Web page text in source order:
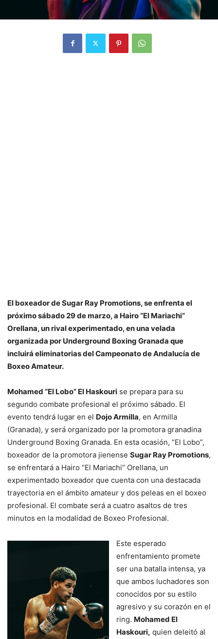
El boxeador de Sugar Ray Promotions, se enfrenta el
próximo sábado 29 de marzo, a Hairo “El Mariachi”
Orellana, un rival experimentado, en una velada
organizada por Underground Boxing Granada que
incluirá eliminatorias del Campeonato de Andalucía de
Boxeo Amateur.
Mohamed “El Lobo” El Haskouri se prepara para su
segundo combate profesional el próximo sábado. El
evento tendrá lugar en el Dojo Armilla, en Armilla
(Granada), y será organizado por la promotora granadina
Underground Boxing Granada. En esta ocasión, “El Lobo”,
boxeador de la promotora jienense Sugar Ray Promotions,
se enfrentará a Hairo “El Mariachi” Orellana, un
experimentado boxeador que cuenta con una destacada
trayectoria en el ámbito amateur y dos peleas en el boxeo
profesional. El combate será a cuatro asaltos de tres
minutos en la modalidad de Boxeo Profesional.
Este esperado
enfrentamiento promete
ser una batalla intensa, ya
que ambos luchadores son
conocidos por su estilo
agresivo y su corazón en el
ring. Mohamed El
Haskouri, quien deleitó al